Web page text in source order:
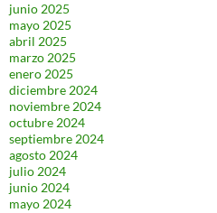
junio 2025
mayo 2025
abril 2025
marzo 2025
enero 2025
diciembre 2024
noviembre 2024
octubre 2024
septiembre 2024
agosto 2024
julio 2024
junio 2024
mayo 2024